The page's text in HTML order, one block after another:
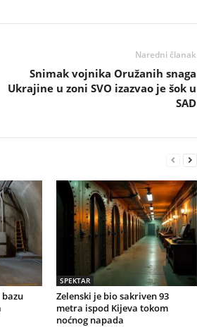
Naredni članak
Snimak vojnika Oružanih snaga
Ukrajine u zoni SVO izazvao je šok u
SAD
SPEKTAR
Zelenski je bio sakriven 93
metra ispod Kijeva tokom
noćnog napada